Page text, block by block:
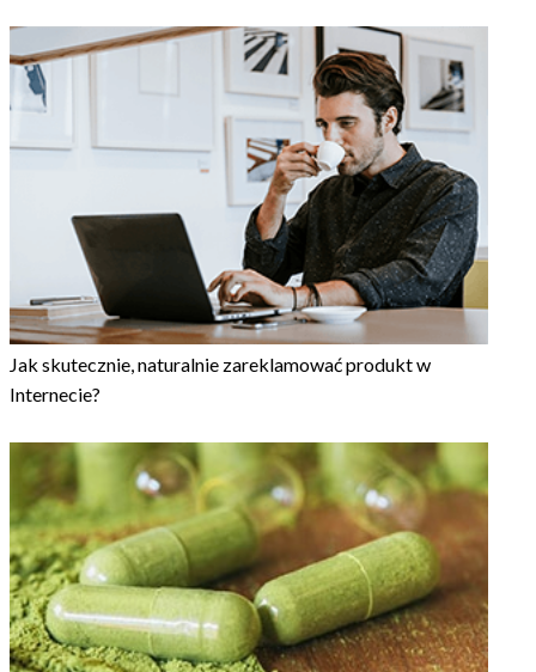
Jak skutecznie, naturalnie zareklamować produkt w
Internecie?